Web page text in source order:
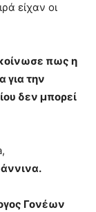
είχαν οι
πως η
για την
δεν μπορεί
Γονέων